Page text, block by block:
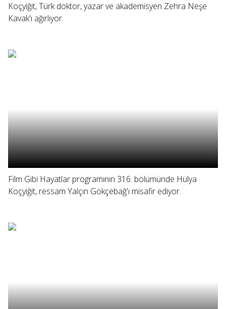
Koçyiğit, Türk doktor, yazar ve akademisyen Zehra Neşe
Kavak'ı ağırlıyor.
Film Gibi Hayatlar programının 316. bölümünde Hülya
Koçyiğit, ressam Yalçın Gökçebağ'ı misafir ediyor.